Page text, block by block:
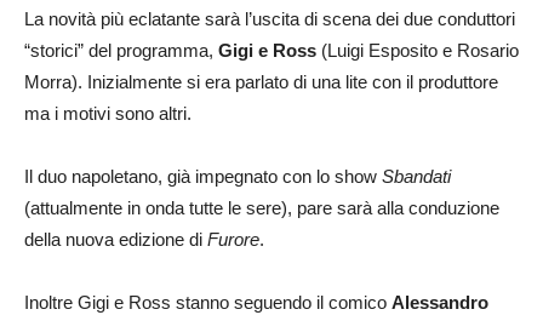
La novità più eclatante sarà l’uscita di scena dei due conduttori
“storici” del programma, Gigi e Ross (Luigi Esposito e Rosario
Morra). Inizialmente si era parlato di una lite con il produttore
ma i motivi sono altri.
Il duo napoletano, già impegnato con lo show Sbandati
(attualmente in onda tutte le sere), pare sarà alla conduzione
della nuova edizione di Furore.
Inoltre Gigi e Ross stanno seguendo il comico Alessandro